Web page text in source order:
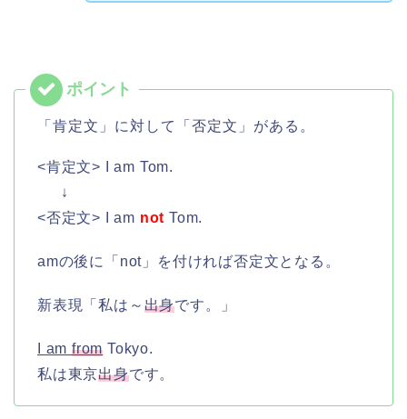
「肯定文」に対して「否定文」がある。
<肯定文> I am Tom.
↓
<否定文> I am not Tom.
amの後に「not」を付ければ否定文となる。
新表現「私は～ 出身です。」
I am from Tokyo.
私は東京出身です。